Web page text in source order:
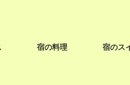
宿の料理 宿のス